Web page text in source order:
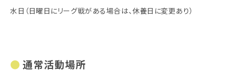
水日（日曜日にリーグ戦がある場合は、休養日に変更あり）
通常活動場所